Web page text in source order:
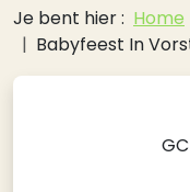
Kruimelpad
Je bent hier : Home
Babyfeest In